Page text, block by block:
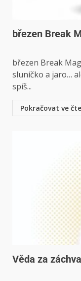
březen Break
březen Break
sluníčko a jaro…
spíš...
Pokračovat ve
Věda za